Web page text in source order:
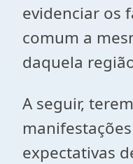
evidenciar os
comum a
daquela
A seguir,
expectativas